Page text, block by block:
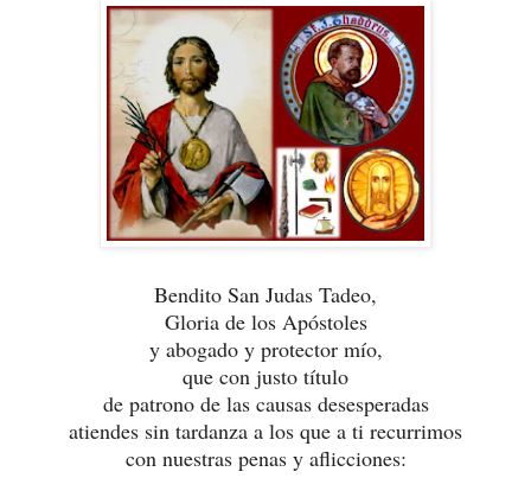
Bendito San Judas Tadeo,
Gloria de los Apóstoles
y abogado y protector mío,
que con justo título
de patrono de las causas desesperadas
atiendes sin tardanza a los que a ti recurrimos
con nuestras penas y aflicciones: